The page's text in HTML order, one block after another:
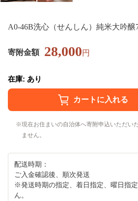
A0-46B洗心（せんしん）純米大吟醸
寄附金額 28,000円
在庫: あり
現在お住まいの自治体へ寄附申込いただい
ません。
配送時期：
ご入金確認後、順次発送
※発送時期の指定、着日指定、曜日指
ん。